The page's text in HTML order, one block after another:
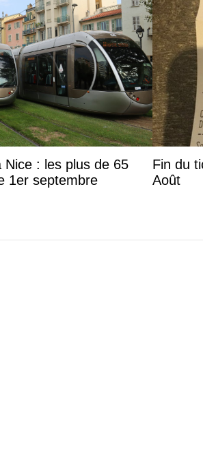
: les plus de 65
1er septembre
Fin du
Août